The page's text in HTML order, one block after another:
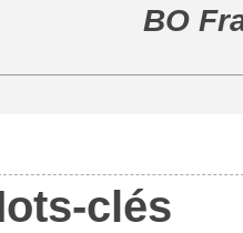
BO
clés